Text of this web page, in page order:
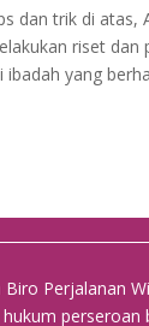
dan trik di atas,
riset
yang
Biro Perjalanan
perseroan